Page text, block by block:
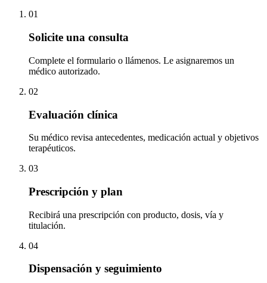
01
Solicite una consulta
Complete el formulario o llámenos. Le asignaremos un
médico autorizado.
02
Evaluación clínica
Su médico revisa antecedentes, medicación actual y objetivos
terapéuticos.
03
Prescripción y plan
Recibirá una prescripción con producto, dosis, vía y
titulación.
04
Dispensación y seguimiento